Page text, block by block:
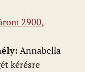
2900,
Annabella
kérésre